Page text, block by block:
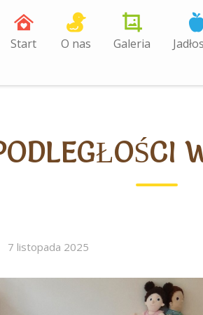
Start O nas Galeria
7 listopada 2025